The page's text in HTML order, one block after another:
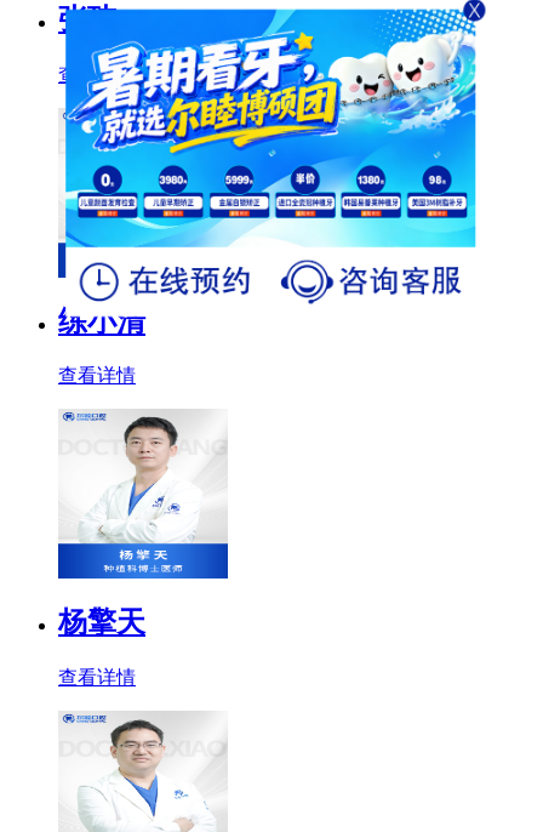
张玮
查看详情
练小清
查看详情
杨擎天
查看详情